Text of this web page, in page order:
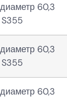
60,3
60,3
60,3